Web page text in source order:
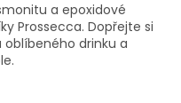
a epoxidové
Prossecca. Dopřejte si
oblíbeného drinku a